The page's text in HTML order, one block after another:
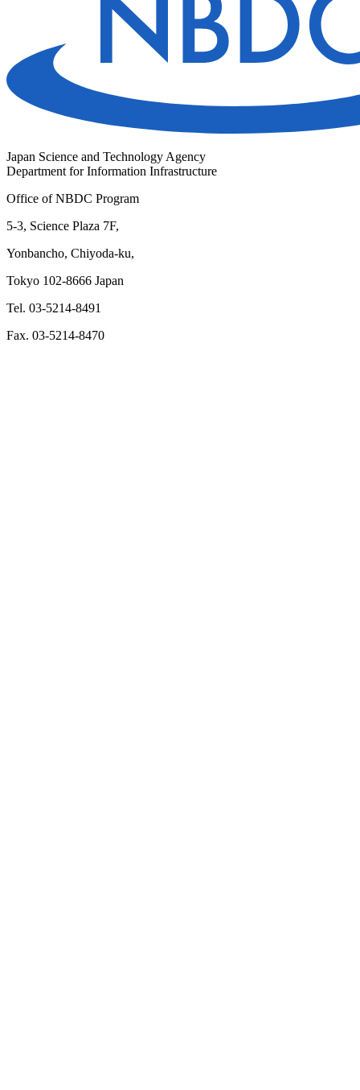
Japan Science and Technology Agency
Department for Information Infrastructure
Office of NBDC Program
5-3, Science Plaza 7F,
Yonbancho, Chiyoda-ku,
Tokyo 102-8666 Japan
Tel. 03-5214-8491
Fax. 03-5214-8470